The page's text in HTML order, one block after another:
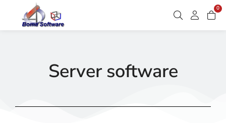
0
Server software